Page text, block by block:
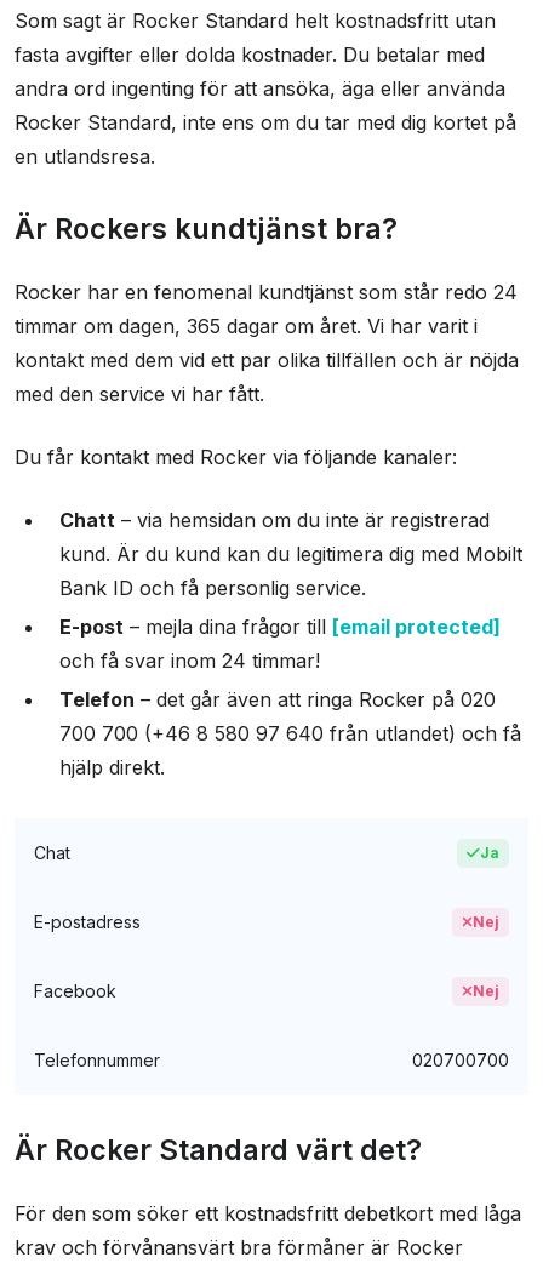
Som sagt är Rocker Standard helt kostnadsfritt utan
fasta avgifter eller dolda kostnader. Du betalar med
andra ord ingenting för att ansöka, äga eller använda
Rocker Standard, inte ens om du tar med dig kortet på
en utlandsresa.
Är Rockers kundtjänst bra?
Rocker har en fenomenal kundtjänst som står redo 24
timmar om dagen, 365 dagar om året. Vi har varit i
kontakt med dem vid ett par olika tillfällen och är nöjda
med den service vi har fått.
Du får kontakt med Rocker via följande kanaler:
Chatt– via hemsidan om du inte är registrerad
kund. Är du kund kan du legitimera dig med Mobilt
Bank ID och få personlig service.
E-post– mejla dina frågor till [email protected]
och få svar inom 24 timmar!
Telefon – det går även att ringa Rocker på 020
700 700 (+46 8 580 97 640 från utlandet) och få
hjälp direkt.
Chat Ja
E-postadress Nej
Facebook Nej
Telefonnummer 020700700
Är Rocker Standard värt det?
För den som söker ett kostnadsfritt debetkort med låga
krav och förvånansvärt bra förmåner är Rocker